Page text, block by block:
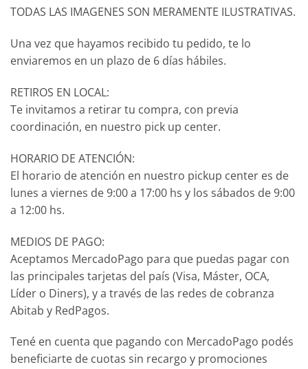
TODAS LAS IMAGENES SON MERAMENTE ILUSTRATIVAS.
Una vez que hayamos recibido tu pedido, te lo
enviaremos en un plazo de 6 días hábiles.
RETIROS EN LOCAL:
Te invitamos a retirar tu compra, con previa
coordinación, en nuestro pick up center.
HORARIO DE ATENCIÓN:
El horario de atención en nuestro pickup center es de
lunes a viernes de 9:00 a 17:00 hs y los sábados de 9:00
a 12:00 hs.
MEDIOS DE PAGO:
Aceptamos MercadoPago para que puedas pagar con
las principales tarjetas del país (Visa, Máster, OCA,
Líder o Diners), y a través de las redes de cobranza
Abitab y RedPagos.
Tené en cuenta que pagando con MercadoPago podés
beneficiarte de cuotas sin recargo y promociones